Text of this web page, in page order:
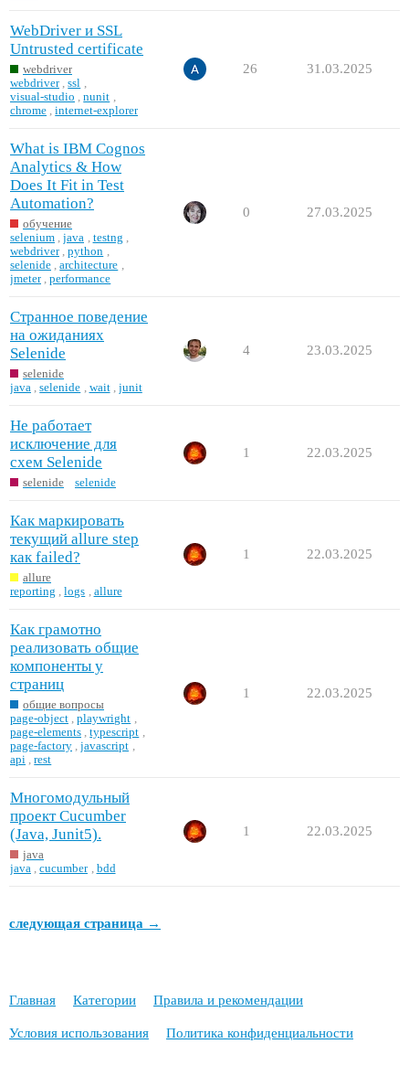
WebDriver и SSL
Untrusted certificate
webdriver
webdriver ,ssl
visual-studio
,nunit
chrome ,internet-explorer
26 31.03.2025
What is IBM Cognos
Analytics & How
Does It Fit in Test
Automation?
обучение
selenium ,java testng
webdriver ,python
selenide ,architecture
jmeter ,performance
0 27.03.2025
Странное поведение
на ожиданиях
Selenide
selenide
java
,selenide wait junit
4 23.03.2025
Не работает
исключение для
схем Selenide
selenide selenide
1 22.03.2025
Как маркировать
текущий allure step
как failed?
allure
reporting
,logs allure
1 22.03.2025
Как грамотно
реализовать общие
компоненты у
страниц
общие вопросы
page-object ,playwright
page-elements ,typescript
page-factory ,javascript
api
,rest
1 22.03.2025
Многомодульный
проект Cucumber
(Java, Junit5).
java
java
,cucumber bdd
1 22.03.2025
следующая страница →
Главная Категории Правила и рекомендации
Условия использования Политика конфиденциальности